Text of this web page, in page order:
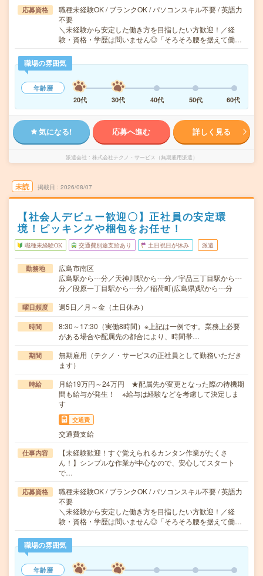
応募資格
職種未経験OK / ブランクOK / パソコンスキル不要 / 英語力
不要
＼未経験から安定した働き方を目指したい方歓迎！／経
験・資格・学歴は問いません◎「そろそろ腰を据えて働…
職場の雰囲気
年齢層
20代
30代 40代 50代 60代
気になる! 応募へ進む 詳しく見る
派遣会社 株式会社テクノ・サービス（無期雇用派遣）
未読 掲載日 2026/08/07
【社会人デビュー歓迎〇】正社員の安定環
境！ピッキングや梱包をお任せ！
職種未経験OK 交通費別途支給あり 土日祝日が休み 派遣
勤務地
広島市南区
広島駅から---分／天神川駅から---分／宇品三丁目駅から---
分／段原一丁目駅から---分／稲荷町(広島県)駅から---分
曜日頻度 週5日／月～金（土日休み）
時間
8:30～17:30（実働8時間）※上記は一例です。業務上必要
がある場合や配属先の都合により、時間帯…
期間
無期雇用（テクノ・サービスの正社員として勤務いただき
ます）
時給
月給19万円～24万円 ★配属先が変更となった際の待機期
間も給与が発生！ ※給与は経験などを考慮して決定しま
す
交通費
交通費支給
仕事内容
【未経験歓迎！すぐ覚えられるカンタン作業がたくさ
ん！】シンプルな作業が中心なので、安心してスタート
で…
応募資格
職種未経験OK / ブランクOK / パソコンスキル不要 / 英語力
不要
＼未経験から安定した働き方を目指したい方歓迎！／経
験・資格・学歴は問いません◎「そろそろ腰を据えて働…
職場の雰囲気
年齢層